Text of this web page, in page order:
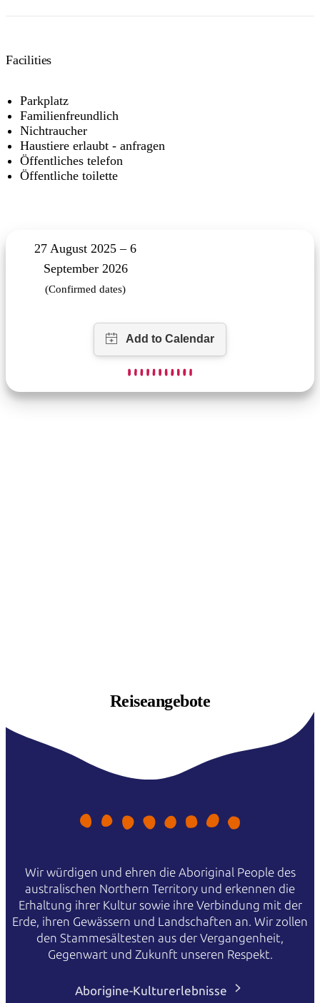
Facilities
Parkplatz
Familienfreundlich
Nichtraucher
Haustiere erlaubt - anfragen
Öffentliches telefon
Öffentliche toilette
27 August 2025 – 6
September 2026
(Confirmed dates)
Reiseangebote
Wir würdigen und ehren die Aboriginal People des
australischen Northern Territory und erkennen die
Erhaltung ihrer Kultur sowie ihre Verbindung mit der
Erde, ihren Gewässern und Landschaften an. Wir zollen
den Stammesältesten aus der Vergangenheit,
Gegenwart und Zukunft unseren Respekt.
Aborigine-Kulturerlebnisse